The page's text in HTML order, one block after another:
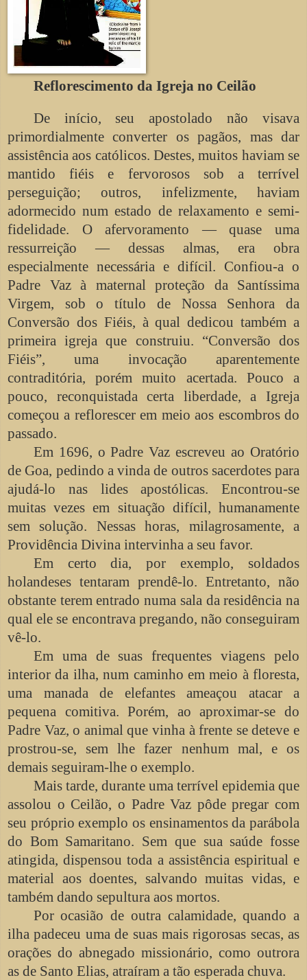
Reflorescimento da Igreja no Ceilão
De início, seu apostolado não visava
primordialmente converter os pagãos, mas dar
assistência aos católicos. Destes, muitos haviam se
mantido fiéis e fervorosos sob a terrível
perseguição; outros, infelizmente, haviam
adormecido num estado de relaxamento e semi-
fidelidade. O afervoramento — quase uma
ressurreição — dessas almas, era obra
especialmente necessária e difícil. Confiou-a o
Padre Vaz à maternal proteção da Santíssima
Virgem, sob o título de Nossa Senhora da
Conversão dos Fiéis, à qual dedicou também a
primeira igreja que construiu. “Conversão dos
Fiéis”, uma invocação aparentemente
contraditória, porém muito acertada. Pouco a
pouco, reconquistada certa liberdade, a Igreja
começou a reflorescer em meio aos escombros do
passado.
Em 1696, o Padre Vaz escreveu ao Oratório
de Goa, pedindo a vinda de outros sacerdotes para
ajudá-lo nas lides apostólicas. Encontrou-se
muitas vezes em situação difícil, humanamente
sem solução. Nessas horas, milagrosamente, a
Providência Divina intervinha a seu favor.
Em certo dia, por exemplo, soldados
holandeses tentaram prendê-lo. Entretanto, não
obstante terem entrado numa sala da residência na
qual ele se encontrava pregando, não conseguiram
vê-lo.
Em uma de suas frequentes viagens pelo
interior da ilha, num caminho em meio à floresta,
uma manada de elefantes ameaçou atacar a
pequena comitiva. Porém, ao aproximar-se do
Padre Vaz, o animal que vinha à frente se deteve e
prostrou-se, sem lhe fazer nenhum mal, e os
demais seguiram-lhe o exemplo.
Mais tarde, durante uma terrível epidemia que
assolou o Ceilão, o Padre Vaz pôde pregar com
seu próprio exemplo os ensinamentos da parábola
do Bom Samaritano. Sem que sua saúde fosse
atingida, dispensou toda a assistência espiritual e
material aos doentes, salvando muitas vidas, e
também dando sepultura aos mortos.
Por ocasião de outra calamidade, quando a
ilha padeceu uma de suas mais rigorosas secas, as
orações do abnegado missionário, como outrora
as de Santo Elias, atraíram a tão esperada chuva.